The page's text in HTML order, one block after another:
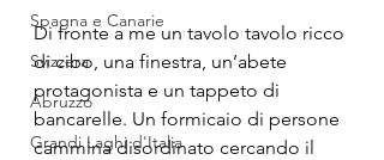
Spagna e Canarie
Svizzera
Abruzzo
Grandi Laghi d'Italia
Di fronte a me un tavolo tavolo ricco
di cibo, una finestra, un’abete
protagonista e un tappeto di
bancarelle. Un formicaio di persone
cammina disordinato cercando il